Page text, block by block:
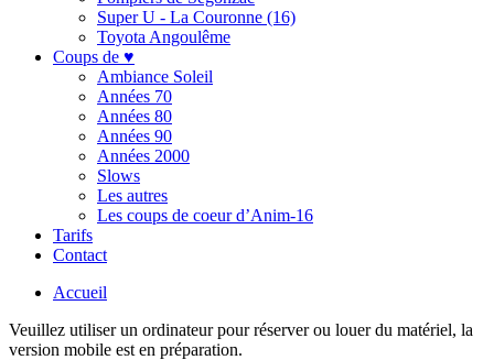
Super U - La Couronne (16)
Toyota Angoulême
Coups de ♥
Ambiance Soleil
Années 70
Années 80
Années 90
Années 2000
Slows
Les autres
Les coups de coeur d’Anim-16
Tarifs
Contact
Accueil
Veuillez utiliser un ordinateur pour réserver ou louer du matériel, la
version mobile est en préparation.